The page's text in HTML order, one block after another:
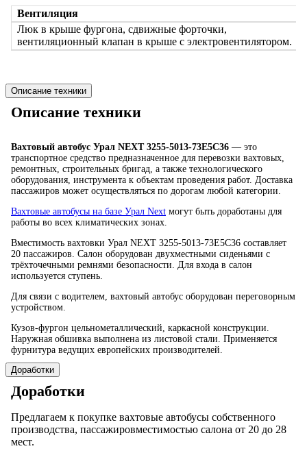
Вентиляция
Люк в крыше фургона, сдвижные форточки,
вентиляционный клапан в крыше с электровентилятором.
Описание техники
Описание техники
Вахтовый автобус Урал NEXT 3255-5013-73Е5С36 — это
транспортное средство предназначенное для перевозки вахтовых,
ремонтных, строительных бригад, а также технологического
оборудования, инструмента к объектам проведения работ. Доставка
пассажиров может осуществляться по дорогам любой категории.
Вахтовые автобусы на базе Урал Next могут быть доработаны для
работы во всех климатических зонах.
Вместимость вахтовки Урал NEXT 3255-5013-73Е5С36 составляет
20 пассажиров. Салон оборудован двухместными сиденьями с
трёхточечными ремнями безопасности. Для входа в салон
используется ступень.
Для связи с водителем, вахтовый автобус оборудован переговорным
устройством.
Кузов-фургон цельнометаллический, каркасной конструкции.
Наружная обшивка выполнена из листовой стали. Применяется
фурнитура ведущих европейских производителей.
Доработки
Доработки
Предлагаем к покупке вахтовые автобусы собственного
производства, пассажировместимостью салона от 20 до 28
мест.